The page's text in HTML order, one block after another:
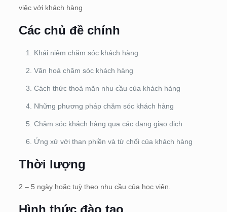
việc với khách hàng
Các chủ đề chính
Khái niệm chăm sóc khách hàng
Văn hoá chăm sóc khách hàng
Cách thức thoả mãn nhu cầu của khách hàng
Những phương pháp chăm sóc khách hàng
Chăm sóc khách hàng qua các dạng giao dịch
Ứng xử với than phiền và từ chối của khách hàng
Thời lượng
2 – 5 ngày hoặc tuỳ theo nhu cầu của học viên.
Hình thức đào tạo